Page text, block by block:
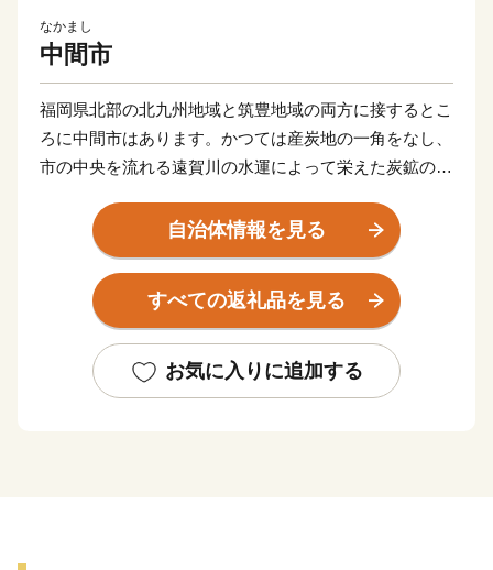
なかまし
中間市
福岡県北部の北九州地域と筑豊地域の両方に接するとこ
ろに中間市はあります。かつては産炭地の一角をなし、
市の中央を流れる遠賀川の水運によって栄えた炭鉱のま
昭和30年代以降、隣接する北九州市のベッドタウンとし
て開発がすすみ、今では、市内の人口の9割が生活する
住宅地の「川東」と往時の面影を残す田園風景がのどか
な「川西」の今昔の風景が共存しています。
ともに新たな歩みを始めました。世界遺産「遠賀川水源
地ポンプ室」をはじめ、九州最大の中州である自然豊か
自治体情報を見る
すべての返礼品を見る
お気に入りに追加する